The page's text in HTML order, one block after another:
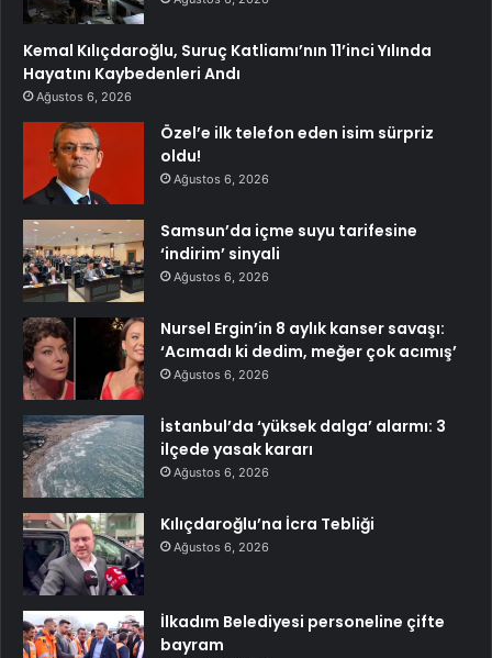
Kemal Kılıçdaroğlu, Suruç Katliamı’nın 11’inci Yılında
Hayatını Kaybedenleri Andı
Ağustos 6, 2026
Özel’e ilk telefon eden isim sürpriz
oldu!
Ağustos 6, 2026
Samsun’da içme suyu tarifesine
‘indirim’ sinyali
Ağustos 6, 2026
Nursel Ergin’in 8 aylık kanser savaşı:
‘Acımadı ki dedim, meğer çok acımış’
Ağustos 6, 2026
İstanbul’da ‘yüksek dalga’ alarmı: 3
ilçede yasak kararı
Ağustos 6, 2026
Kılıçdaroğlu’na İcra Tebliği
Ağustos 6, 2026
İlkadım Belediyesi personeline çifte
bayram